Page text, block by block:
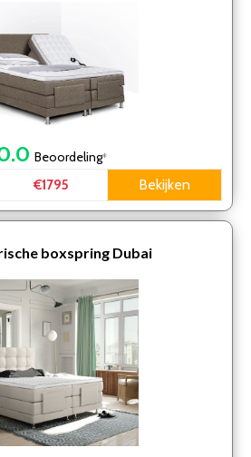
Beoordeling*
€1795 Bekijken
boxspring Dubai